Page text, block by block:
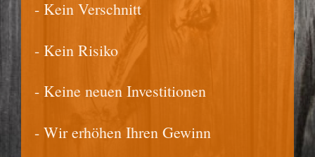
- Kein Verschnitt
- Kein Risiko
- Keine neuen Investitionen
- Wir erhöhen Ihren Gewinn